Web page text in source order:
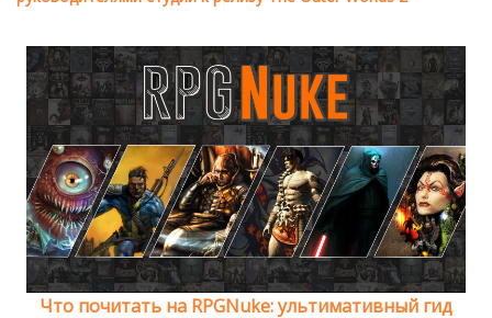
Что почитать на RPGNuke: ультимативный гид